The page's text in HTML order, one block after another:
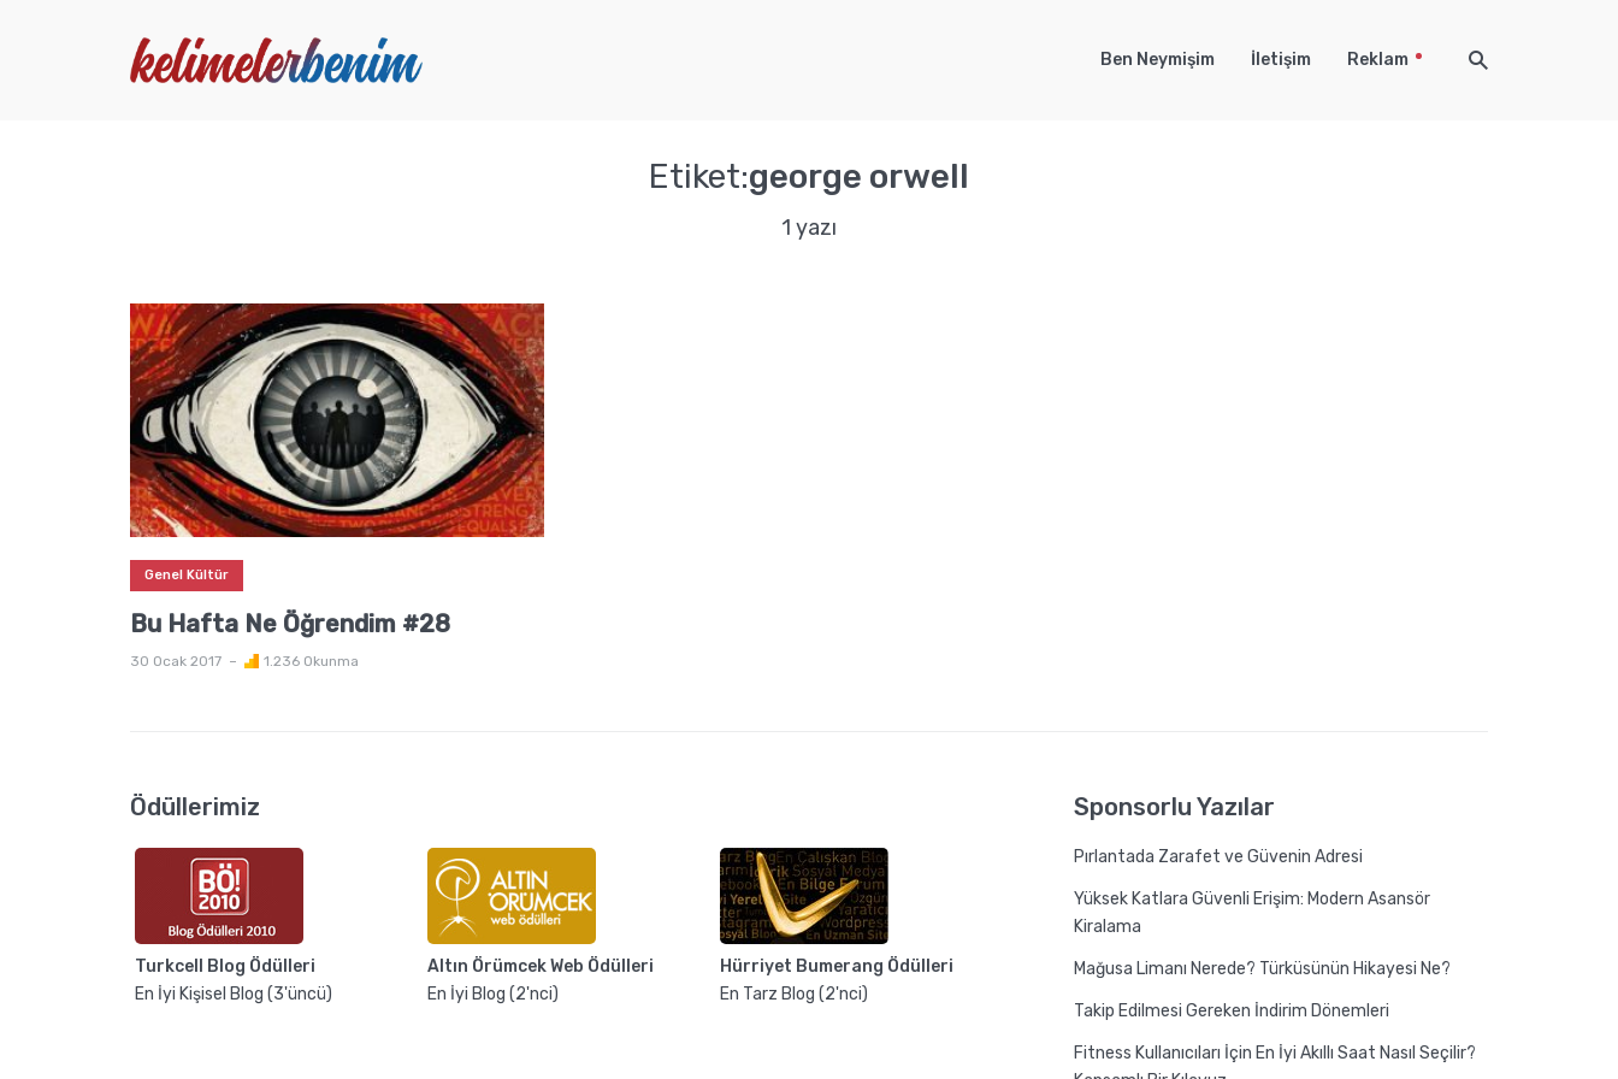
Ben Neymişim İletişim Reklam
Etiket:george orwell
1 yazı
Genel Kültür
Bu Hafta Ne Öğrendim #28
30 Ocak 2017 1.236 Okunma
Ödüllerimiz
Turkcell Blog Ödülleri
En İyi Kişisel Blog (3'üncü)
Altın Örümcek Web Ödülleri
En İyi Blog (2'nci)
Hürriyet Bumerang Ödülleri
En Tarz Blog (2'nci)
Sponsorlu Yazılar
Pırlantada Zarafet ve Güvenin Adresi
Yüksek Katlara Güvenli Erişim: Modern Asansör
Kiralama
Mağusa Limanı Nerede? Türküsünün Hikayesi Ne?
Takip Edilmesi Gereken İndirim Dönemleri
Fitness Kullanıcıları İçin En İyi Akıllı Saat Nasıl Seçilir?